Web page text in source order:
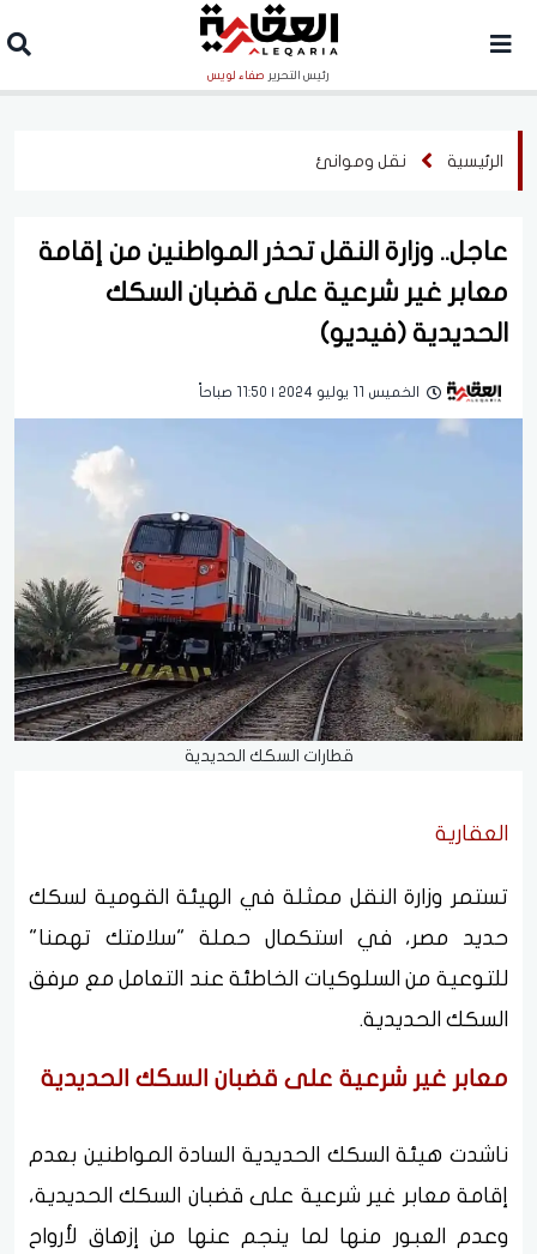
رئيس التحرير صفاء لويس
الرئيسية نقل وموانئ
عاجل.. وزارة النقل تحذر المواطنين من إقامة
معابر غير شرعية على قضبان السكك
الحديدية (فيديو)
الخميس 11 يوليو 2024 | 11:50 صباحاً
قطارات السكك الحديدية
العقارية
تستمر وزارة النقل ممثلة في الهيئة القومية لسكك
حديد مصر، في استكمال حملة "سلامتك تهمنا"
للتوعية من السلوكيات الخاطئة عند التعامل مع مرفق
السكك الحديدية.
معابر غير شرعية على قضبان السكك الحديدية
ناشدت هيئة السكك الحديدية السادة المواطنين بعدم
إقامة معابر غير شرعية على قضبان السكك الحديدية،
وعدم العبور منها لما ينجم عنها من إزهاق لأرواح